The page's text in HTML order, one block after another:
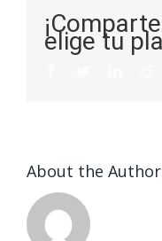
elige tu
About the